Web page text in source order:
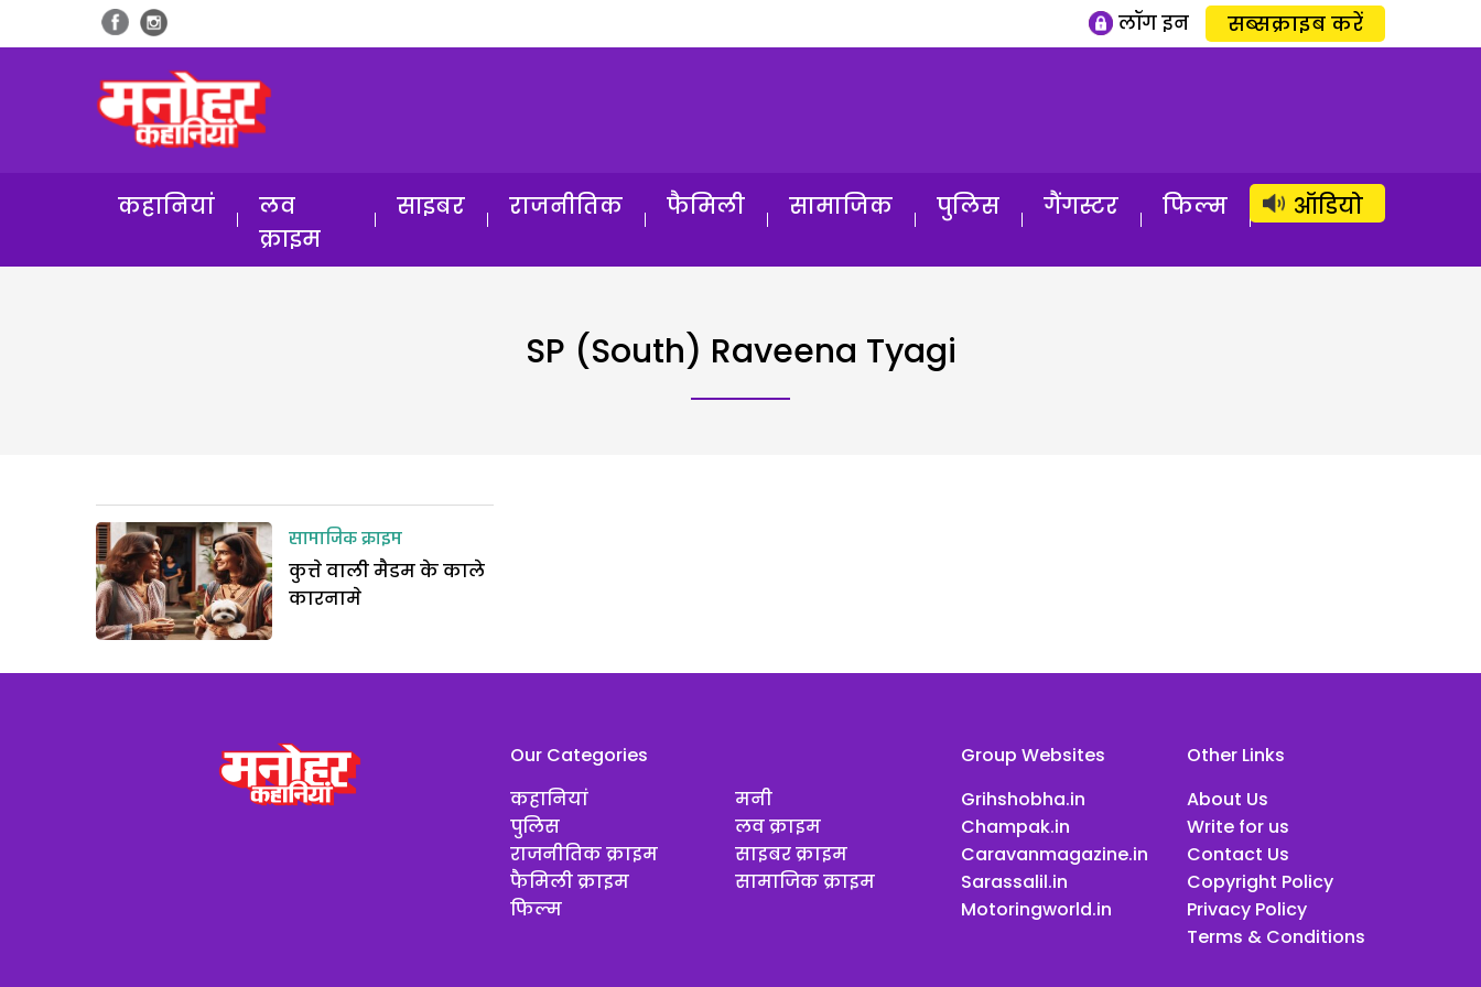
लॉग इन सब्सक्राइब करें
कहानियां
लव
क्राइम
साइबर राजनीतिक फैमिली सामाजिक पुलिस गैंगस्टर फिल्म ऑडियो
SP (South) Raveena Tyagi
सामाजिक क्राइम
कुत्ते वाली मैडम के काले
कारनामे
Our Categories
कहानियां
पुलिस
राजनीतिक क्राइम
फैमिली क्राइम
फिल्म
मनी
लव क्राइम
साइबर क्राइम
सामाजिक क्राइम
Group Websites
Grihshobha.in
Champak.in
Caravanmagazine.in
Sarassalil.in
Motoringworld.in
Other Links
About Us
Write for us
Contact Us
Copyright Policy
Privacy Policy
Terms & Conditions